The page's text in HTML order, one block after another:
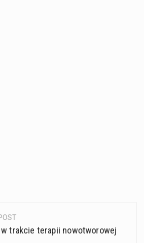
w trakcie terapii nowotworowej